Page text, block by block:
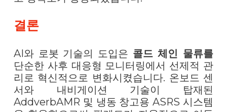
결론
AI와 로봇 기술의 도입은 콜드 체인 물류를
단순한 사후 대응형 모니터링에서 선제적 관
리로 혁신적으로 변화시켰습니다. 온보드 센
서와 내비게이션 기술이 탑재된
AddverbAMR 및 냉동 창고용 ASRS 시스템